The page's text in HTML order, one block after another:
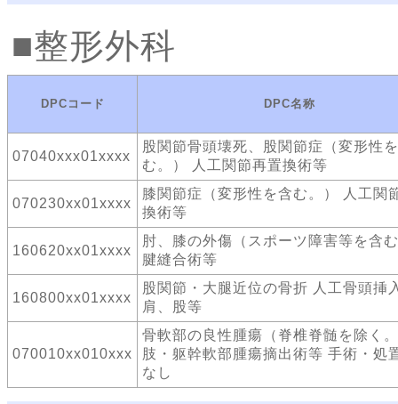
整形外科
DPCコード DPC名称
07040xxx01xxxx
股関節骨頭壊死、股関節症（変形性
む。） 人工関節再置換術等
070230xx01xxxx
膝関節症（変形性を含む。） 人工関
換術等
160620xx01xxxx
肘、膝の外傷（スポーツ障害等を含
腱縫合術等
160800xx01xxxx
股関節・大腿近位の骨折 人工骨頭
肩、股等
070010xx010xxx
骨軟部の良性腫瘍（脊椎脊髄を除く
肢・躯幹軟部腫瘍摘出術等 手術・処
なし